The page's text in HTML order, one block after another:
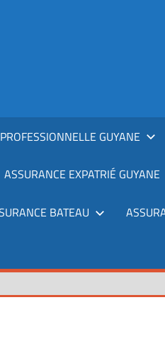
GUYANE
ASSURANCE EXPATRIÉ GUYANE
BATEAU